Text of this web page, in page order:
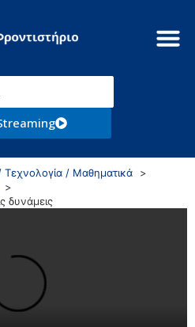
Τεχνολογία / Μαθηματικά
δυνάμεις